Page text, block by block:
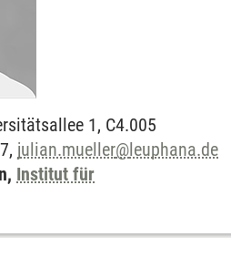
1, C4.005
julian.mueller@leuphana.de
Institut für